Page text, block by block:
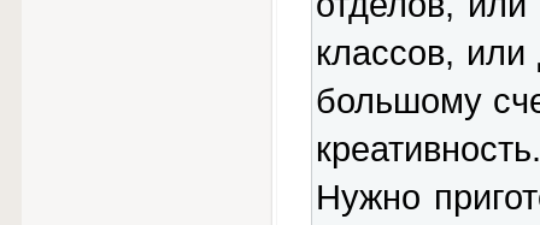
классов,
большому
Нужно